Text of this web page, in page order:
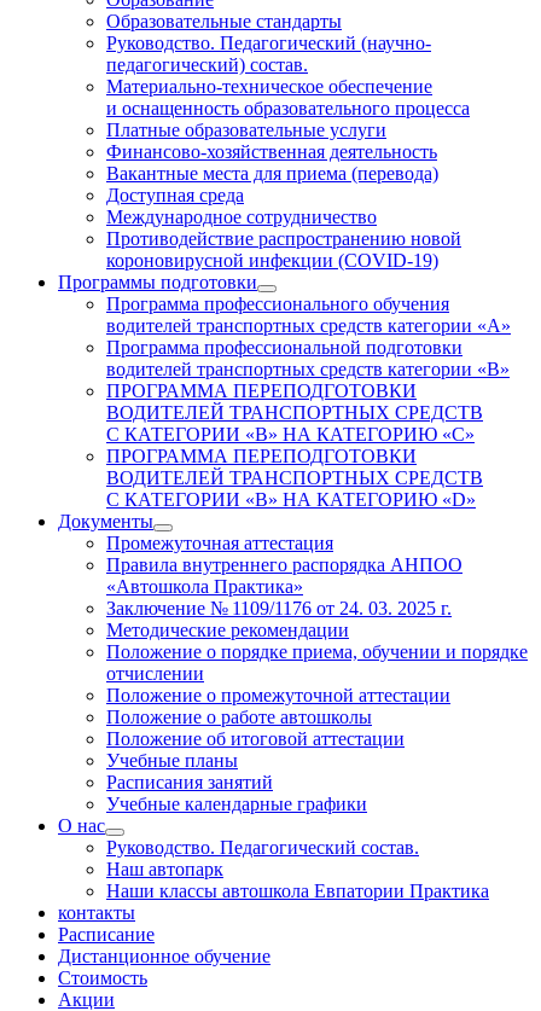
Образовательные стандарты
Руководство. Педагогический (научно-
педагогический) состав.
Материально-техническое обеспечение
и оснащенность образовательного процесса
Платные образовательные услуги
Финансово-хозяйственная деятельность
Вакантные места для приема (перевода)
Доступная среда
Международное сотрудничество
Противодействие распространению новой
короновирусной инфекции (COVID-19)
Программы подготовки
Программа профессионального обучения
водителей транспортных средств категории «А»
Программа профессиональной подготовки
водителей транспортных средств категории «В»
ПРОГРАММА ПЕРЕПОДГОТОВКИ
ВОДИТЕЛЕЙ ТРАНСПОРТНЫХ СРЕДСТВ
С КАТЕГОРИИ «B» НА КАТЕГОРИЮ «C»
ПРОГРАММА ПЕРЕПОДГОТОВКИ
ВОДИТЕЛЕЙ ТРАНСПОРТНЫХ СРЕДСТВ
С КАТЕГОРИИ «B» НА КАТЕГОРИЮ «D»
Документы
Промежуточная аттестация
Правила внутреннего распорядка АНПОО
«Автошкола Практика»
Заключение № 1109/1176 от 24. 03. 2025 г.
Методические рекомендации
Положение о порядке приема, обучении и порядке
отчислении
Положение о промежуточной аттестации
Положение о работе автошколы
Положение об итоговой аттестации
Учебные планы
Расписания занятий
Учебные календарные графики
О нас
Руководство. Педагогический состав.
Наш автопарк
Наши классы автошкола Евпатории Практика
контакты
Расписание
Дистанционное обучение
Стоимость
Акции